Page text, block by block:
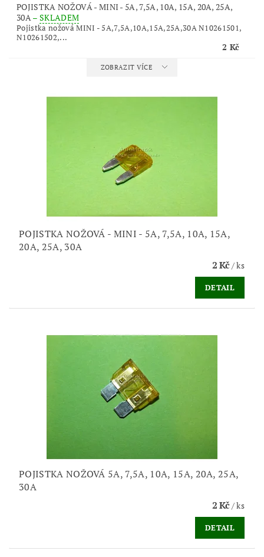
POJISTKA NOŽOVÁ - MINI - 5A, 7,5A, 10A, 15A, 20A, 25A,
30A –SKLADEM
Pojistka nožová MINI - 5A,7,5A,10A,15A,25A,30A N10261501,
N10261502,...
2 Kč
ZOBRAZIT VÍCE
POJISTKA NOŽOVÁ - MINI - 5A, 7,5A, 10A, 15A,
20A, 25A, 30A
2 Kč/ ks
DETAIL
POJISTKA NOŽOVÁ 5A, 7,5A, 10A, 15A, 20A, 25A,
30A
2 Kč/ ks
DETAIL